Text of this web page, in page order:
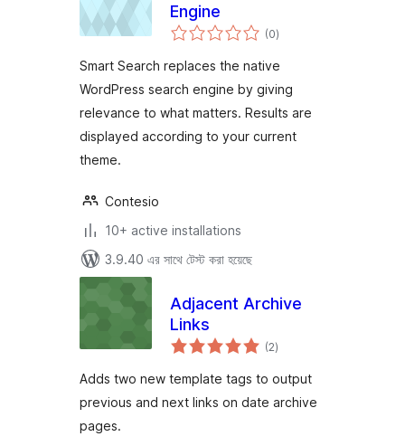
Engine
(0total
ratings
)
Smart Search replaces the native
WordPress search engine by giving
relevance to what matters. Results are
displayed according to your current
theme.
Contesio
10+ active installations
3.9.40 এর সাথে টেস্ট করা হয়েছে
Adjacent Archive
Links
(2total
ratings
)
Adds two new template tags to output
previous and next links on date archive
pages.